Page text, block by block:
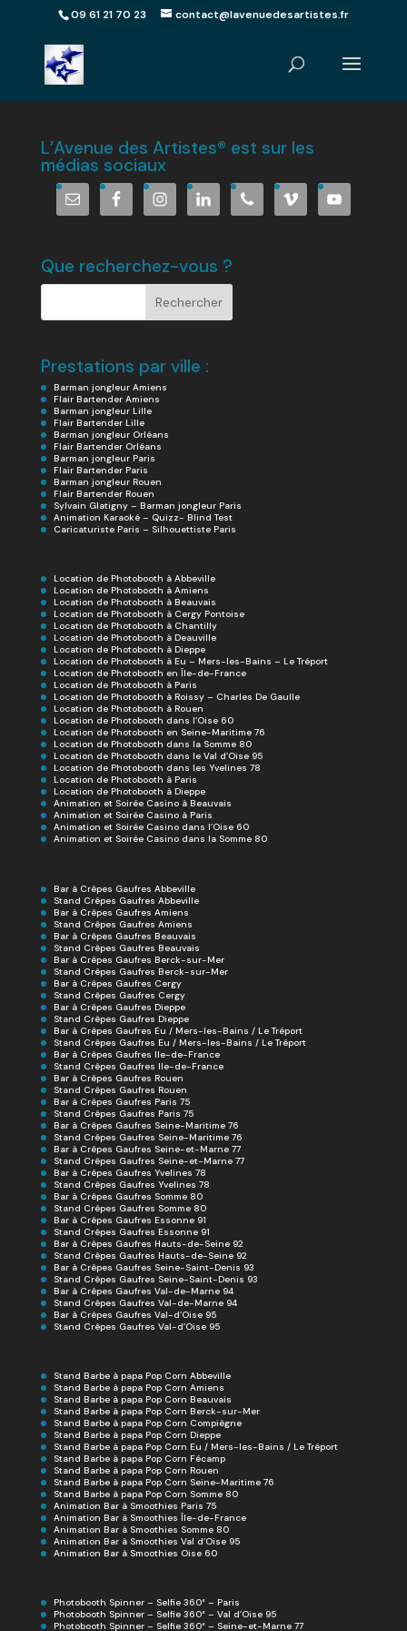
09 61 21 70 23 contact@lavenuedesartistes.fr
L’Avenue des Artistes® est sur les
médias sociaux
Que recherchez-vous ?
Prestations par ville :
Barman jongleur Amiens
Flair Bartender Amiens
Barman jongleur Lille
Flair Bartender Lille
Barman jongleur Orléans
Flair Bartender Orléans
Barman jongleur Paris
Flair Bartender Paris
Barman jongleur Rouen
Flair Bartender Rouen
Sylvain Glatigny – Barman jongleur Paris
Animation Karaoké – Quizz- Blind Test
Caricaturiste Paris – Silhouettiste Paris
Location de Photobooth à Abbeville
Location de Photobooth à Amiens
Location de Photobooth à Beauvais
Location de Photobooth à Cergy Pontoise
Location de Photobooth à Chantilly
Location de Photobooth à Deauville
Location de Photobooth à Dieppe
Location de Photobooth à Eu – Mers-les-Bains – Le Tréport
Location de Photobooth en Île-de-France
Location de Photobooth à Paris
Location de Photobooth à Roissy – Charles De Gaulle
Location de Photobooth à Rouen
Location de Photobooth dans l’Oise 60
Location de Photobooth en Seine-Maritime 76
Location de Photobooth dans la Somme 80
Location de Photobooth dans le Val d’Oise 95
Location de Photobooth dans les Yvelines 78
Location de Photobooth à Paris
Location de Photobooth à Dieppe
Animation et Soirée Casino à Beauvais
Animation et Soirée Casino à Paris
Animation et Soirée Casino dans l’Oise 60
Animation et Soirée Casino dans la Somme 80
Bar à Crêpes Gaufres Abbeville
Stand Crêpes Gaufres Abbeville
Bar à Crêpes Gaufres Amiens
Stand Crêpes Gaufres Amiens
Bar à Crêpes Gaufres Beauvais
Stand Crêpes Gaufres Beauvais
Bar à Crêpes Gaufres Berck-sur-Mer
Stand Crêpes Gaufres Berck-sur-Mer
Bar à Crêpes Gaufres Cergy
Stand Crêpes Gaufres Cergy
Bar à Crêpes Gaufres Dieppe
Stand Crêpes Gaufres Dieppe
Bar à Crêpes Gaufres Eu / Mers-les-Bains / Le Tréport
Stand Crêpes Gaufres Eu / Mers-les-Bains / Le Tréport
Bar à Crêpes Gaufres Ile-de-France
Stand Crêpes Gaufres Ile-de-France
Bar à Crêpes Gaufres Rouen
Stand Crêpes Gaufres Rouen
Bar à Crêpes Gaufres Paris 75
Stand Crêpes Gaufres Paris 75
Bar à Crêpes Gaufres Seine-Maritime 76
Stand Crêpes Gaufres Seine-Maritime 76
Bar à Crêpes Gaufres Seine-et-Marne 77
Stand Crêpes Gaufres Seine-et-Marne 77
Bar à Crêpes Gaufres Yvelines 78
Stand Crêpes Gaufres Yvelines 78
Bar à Crêpes Gaufres Somme 80
Stand Crêpes Gaufres Somme 80
Bar à Crêpes Gaufres Essonne 91
Stand Crêpes Gaufres Essonne 91
Bar à Crêpes Gaufres Hauts-de-Seine 92
Stand Crêpes Gaufres Hauts-de-Seine 92
Bar à Crêpes Gaufres Seine-Saint-Denis 93
Stand Crêpes Gaufres Seine-Saint-Denis 93
Bar à Crêpes Gaufres Val-de-Marne 94
Stand Crêpes Gaufres Val-de-Marne 94
Bar à Crêpes Gaufres Val-d’Oise 95
Stand Crêpes Gaufres Val-d’Oise 95
Stand Barbe à papa Pop Corn Abbeville
Stand Barbe à papa Pop Corn Amiens
Stand Barbe à papa Pop Corn Beauvais
Stand Barbe à papa Pop Corn Berck-sur-Mer
Stand Barbe à papa Pop Corn Compiègne
Stand Barbe à papa Pop Corn Dieppe
Stand Barbe à papa Pop Corn Eu / Mers-les-Bains / Le Tréport
Stand Barbe à papa Pop Corn Fécamp
Stand Barbe à papa Pop Corn Rouen
Stand Barbe à papa Pop Corn Seine-Maritime 76
Stand Barbe à papa Pop Corn Somme 80
Animation Bar à Smoothies Paris 75
Animation Bar à Smoothies Île-de-France
Animation Bar à Smoothies Somme 80
Animation Bar à Smoothies Val d’Oise 95
Animation Bar à Smoothies Oise 60
Photobooth Spinner – Selfie 360° – Paris
Photobooth Spinner – Selfie 360° – Val d’Oise 95
Photobooth Spinner – Selfie 360° – Seine-et-Marne 77